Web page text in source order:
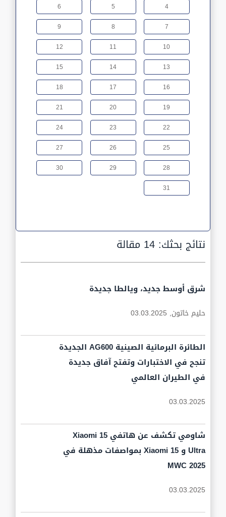
4
5
6
7
8
9
10
11
12
13
14
15
16
17
18
19
20
21
22
23
24
25
26
27
28
29
30
31
نتائج بحثك:14 مقالة
شرق أوسط جديد، ويالطا جديدة
حليم خاتون, 03.03.2025
الطائرة البرمائية الصينية AG600 الجديدة
تنجح في الاختبارات وتفتح آفاق جديدة
في الطيران العالمي
03.03.2025
شاومي تكشف عن هاتفي Xiaomi 15
Ultra و Xiaomi 15 بمواصفات مذهلة في
MWC 2025
03.03.2025